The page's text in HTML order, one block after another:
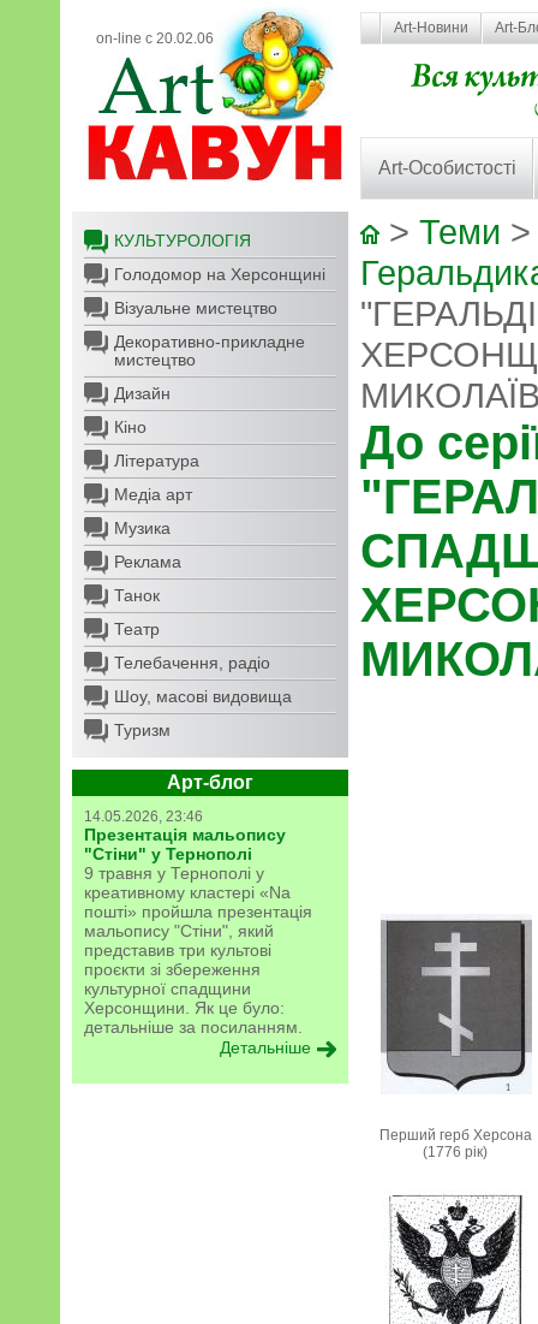
on-line с 20.02.06
Art-Новини Art-
Art-Особистості
КУЛЬТУРОЛОГІЯ
Голодомор на Херсонщині
Візуальне мистецтво
Декоративно-прикладне
мистецтво
Дизайн
Кіно
Література
Медіа арт
Музика
Реклама
Танок
Театр
Телебачення, радіо
Шоу, масові видовища
Туризм
Арт-блог
14.05.2026, 23:46
Презентація мальопису
"Стіни" у Тернополі
9 травня у Тернополі у
креативному кластері «Na
пошті» пройшла презентація
мальопису "Стіни", який
представив три культові
проєкти зі збереження
культурної спадщини
Херсонщини. Як це було:
детальніше за посиланням.
Детальніше
> Теми
До
Перший герб Херсона
(1776 рік)